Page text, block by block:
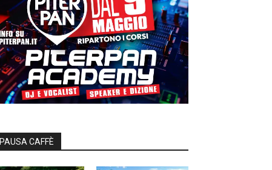
PAUSA CAFFÈ